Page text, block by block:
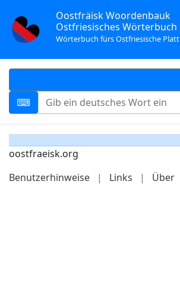
Oostfräisk Woordenbauk
Ostfriesisches Wörterbuch
Wörterbuch fürs Ostfriesische Platt
oostfraeisk.org
Benutzerhinweise
| Links | Über